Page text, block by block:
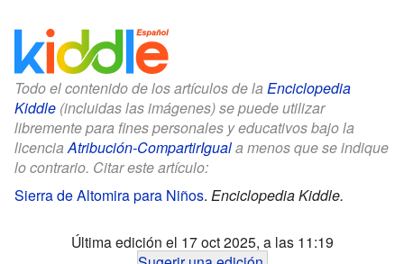
Todo el contenido de los artículos de la Enciclopedia
Kiddle (incluidas las imágenes) se puede utilizar
libremente para fines personales y educativos bajo la
licenciaAtribución-CompartirIguala menos que se indique
lo contrario. Citar este artículo:
Sierra de Altomira para Niños. Enciclopedia Kiddle.
Última edición el 17 oct 2025, a las 11:19